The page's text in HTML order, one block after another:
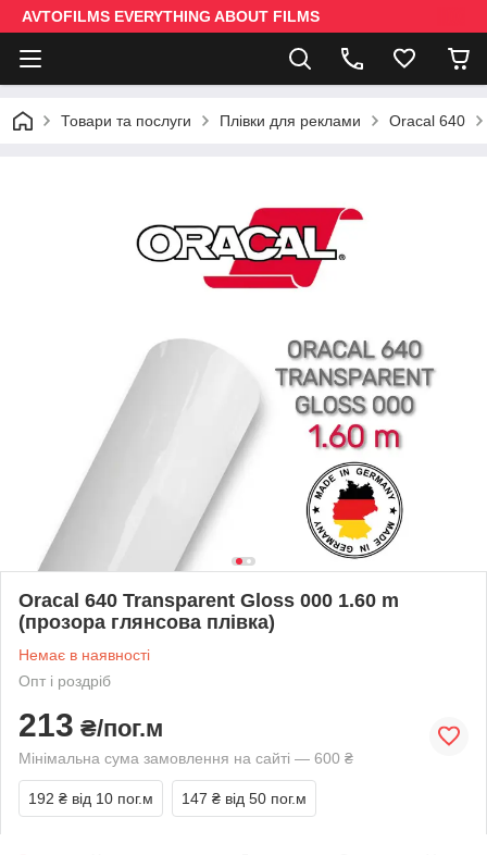
AVTOFILMS EVERYTHING ABOUT FILMS
Товари та послуги Плівки для реклами Oracal 640
Oracal 640 Transparent Gloss 000 1.60 m
(прозора глянсова плівка)
Немає в наявності
Опт і роздріб
213 ₴/пог.м
Мінімальна сума замовлення на сайті — 600 ₴
192 ₴ від 10 пог.м 147 ₴ від 50 пог.м